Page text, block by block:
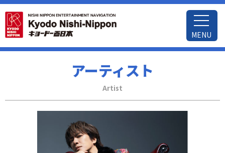
MENU
アーティスト
Artist